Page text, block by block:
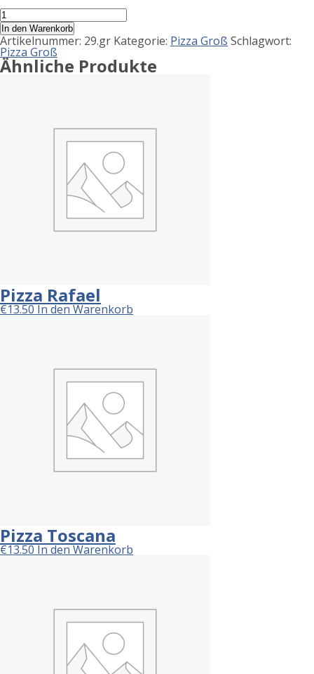
Cambrai
Menge
In den Warenkorb
Artikelnummer: 29.gr Kategorie: Pizza Groß Schlagwort:
Pizza Groß
Ähnliche Produkte
Pizza Rafael
€13.50In den Warenkorb
Pizza Toscana
€13.50In den Warenkorb